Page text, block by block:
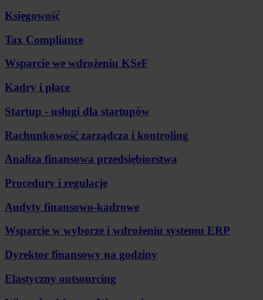
Księgowość
Tax Compliance
Wsparcie we wdrożeniu KSeF
Kadry i płace
Startup - usługi dla startupów
Rachunkowość zarządcza i kontroling
Analiza finansowa przedsiębiorstwa
Procedury i regulacje
Audyty finansowo-kadrowe
Wsparcie w wyborze i wdrożeniu systemu ERP
Dyrektor finansowy na godziny
Elastyczny outsourcing